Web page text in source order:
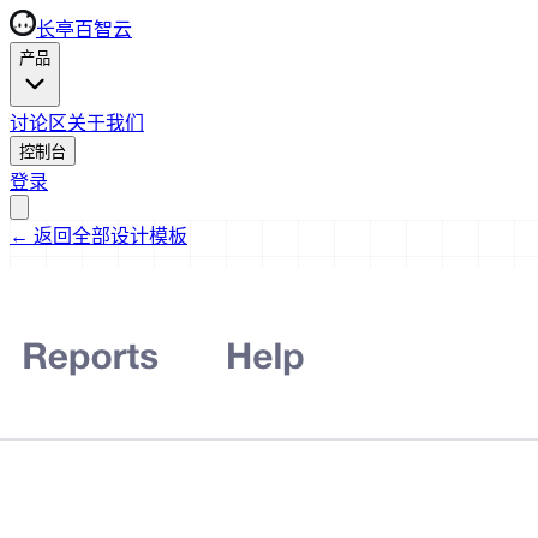
长亭百智云
产品
讨论区关于我们
控制台
登录
← 返回全部设计模板